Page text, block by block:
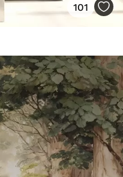
101